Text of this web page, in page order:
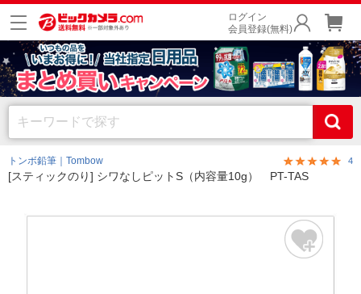
ログイン
会員登録(無料)
トンボ鉛筆｜Tombow 4
[スティックのり] シワなしピットS（内容量10g） PT-TAS